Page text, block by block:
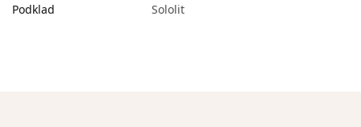
Podklad Sololit